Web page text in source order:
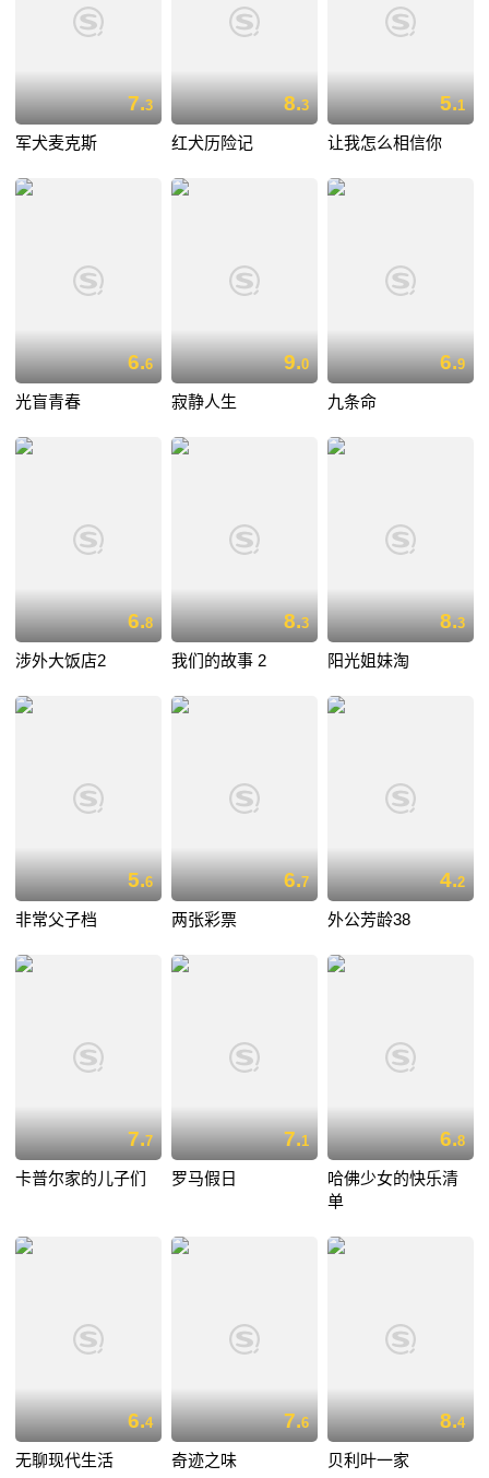
7.3
军犬麦克斯
8.3
红犬历险记
5.1
让我怎么相信你
6.6
光盲青春
9.0
寂静人生
6.9
九条命
6.8
涉外大饭店2
8.3
我们的故事 2
8.3
阳光姐妹淘
5.6
非常父子档
6.7
两张彩票
4.2
外公芳龄38
7.7
卡普尔家的儿子们
7.1
罗马假日
6.8
哈佛少女的快乐清
单
6.4
无聊现代生活
7.6
奇迹之味
8.4
贝利叶一家